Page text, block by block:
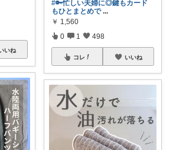
いね
#🔑忙しい夫婦に◎鍵もカード
もひとまとめで ...
￥ 1,560
0 1 498
コレ いいね